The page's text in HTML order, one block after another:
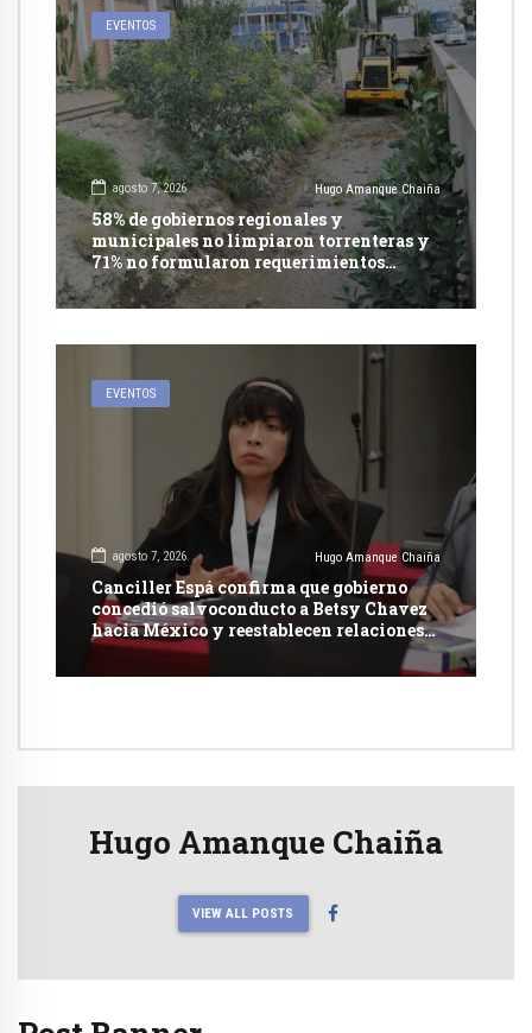
EVENTOS
agosto 7, 2026 Hugo Amanque Chaiña
58% de gobiernos regionales y
municipales no limpiaron torrenteras y
71% no formularon requerimientos
presupuestales afirma informe de
Contraloría
EVENTOS
agosto 7, 2026 Hugo Amanque Chaiña
Canciller Espá confirma que gobierno
concedió salvoconducto a Betsy Chavez
hacia México y reestablecen relaciones
con dicho país
Hugo Amanque Chaiña
VIEW ALL POSTS